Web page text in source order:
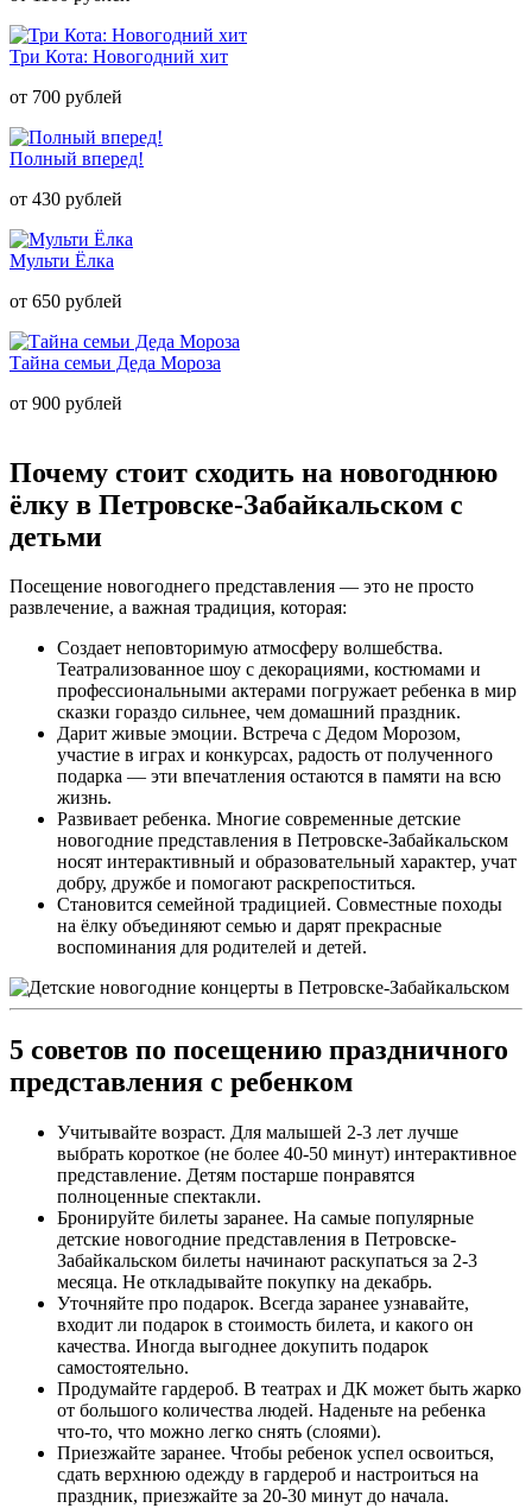
Три Кота: Новогодний хит
от 700 рублей
Полный вперед!
от 430 рублей
Мульти Ёлка
от 650 рублей
Тайна семьи Деда Мороза
от 900 рублей
Почему стоит сходить на новогоднюю
ёлку в Петровске-Забайкальском с
детьми
Посещение новогоднего представления — это не просто
развлечение, а важная традиция, которая:
Создает неповторимую атмосферу волшебства.
Театрализованное шоу с декорациями, костюмами и
профессиональными актерами погружает ребенка в мир
сказки гораздо сильнее, чем домашний праздник.
Дарит живые эмоции. Встреча с Дедом Морозом,
участие в играх и конкурсах, радость от полученного
подарка — эти впечатления остаются в памяти на всю
жизнь.
Развивает ребенка. Многие современные детские
новогодние представления в Петровске-Забайкальском
носят интерактивный и образовательный характер, учат
добру, дружбе и помогают раскрепоститься.
Становится семейной традицией. Совместные походы
на ёлку объединяют семью и дарят прекрасные
воспоминания для родителей и детей.
5 советов по посещению праздничного
представления с ребенком
Учитывайте возраст. Для малышей 2-3 лет лучше
выбрать короткое (не более 40-50 минут) интерактивное
представление. Детям постарше понравятся
полноценные спектакли.
Бронируйте билеты заранее. На самые популярные
детские новогодние представления в Петровске-
Забайкальском билеты начинают раскупаться за 2-3
месяца. Не откладывайте покупку на декабрь.
Уточняйте про подарок. Всегда заранее узнавайте,
входит ли подарок в стоимость билета, и какого он
качества. Иногда выгоднее докупить подарок
самостоятельно.
Продумайте гардероб. В театрах и ДК может быть жарко
от большого количества людей. Наденьте на ребенка
что-то, что можно легко снять (слоями).
Приезжайте заранее. Чтобы ребенок успел освоиться,
сдать верхнюю одежду в гардероб и настроиться на
праздник, приезжайте за 20-30 минут до начала.